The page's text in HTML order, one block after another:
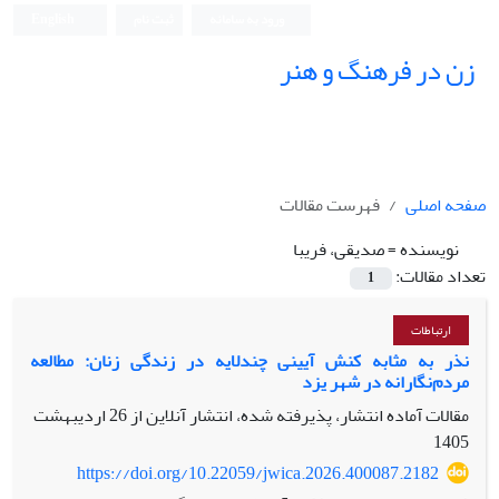
زن در فرهنگ و هنر
صفحه اصلی
فهرست مقالات
نویسنده =صدیقی، فریبا
تعداد مقالات:
1
ارتباطات
نذر به مثابه کنش آیینی چندلایه در زندگی زنان: مطالعه
مردم‌نگارانه در شهر یزد
مقالات آماده انتشار، پذیرفته شده، انتشار آنلاین از
26 اردیبهشت
1405
https://doi.org/10.22059/jwica.2026.400087.2182